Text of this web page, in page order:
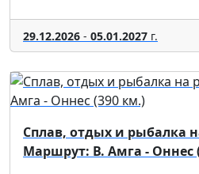
29.12.2026 - 05.01.2027 г.
Сплав, отдых и рыбалка
Маршрут: В. Амга - Оннес